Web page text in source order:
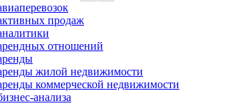
продаж
отношений
жилой недвижимости
коммерческой недвижимости
анализа